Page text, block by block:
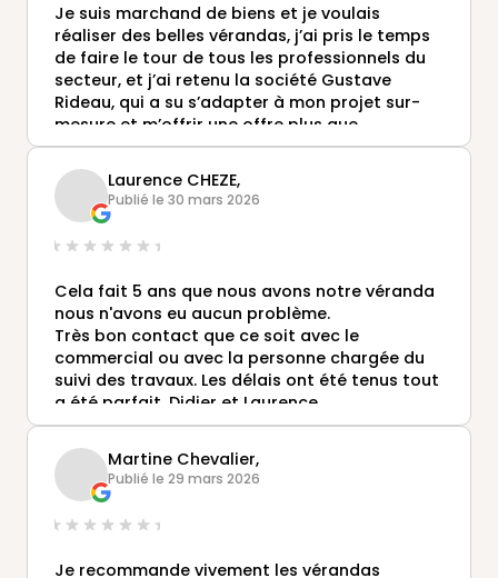
Je suis marchand de biens et je voulais
réaliser des belles vérandas, j’ai pris le temps
de faire le tour de tous les professionnels du
secteur, et j’ai retenu la société Gustave
Rideau, qui a su s’adapter à mon projet sur-
mesure et m’offrir une offre plus que
compétitive. Je peux que vous recommander
mes interlocuteurs Lydia et Olivier.
Laurence CHEZE,
Publié le 30 mars 2026
Cela fait 5 ans que nous avons notre véranda
nous n'avons eu aucun problème.
Très bon contact que ce soit avec le
commercial ou avec la personne chargée du
suivi des travaux. Les délais ont été tenus tout
a été parfait. Didier et Laurence
Martine Chevalier,
Publié le 29 mars 2026
Je recommande vivement les vérandas